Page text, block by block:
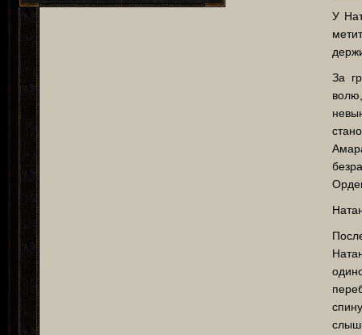
У
За